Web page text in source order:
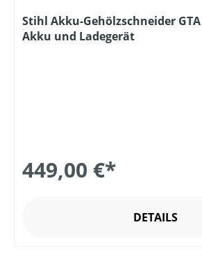
Stihl Akku-Gehölzschneider
Akku und Ladegerät
449,00 €*
DETAILS